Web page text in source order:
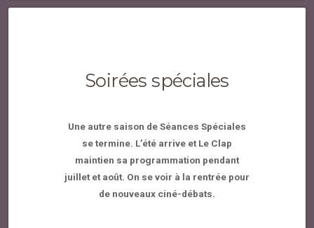
Soirées spéciales
Une autre saison de Séances Spéciales
se termine. L’été arrive et Le Clap
maintien sa programmation pendant
juillet et août. On se voir à la rentrée pour
de nouveaux ciné-débats.